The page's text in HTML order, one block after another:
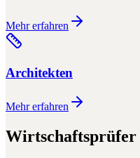
Mehr erfahren
Architekten
Mehr erfahren
Wirtschaftsprüfer